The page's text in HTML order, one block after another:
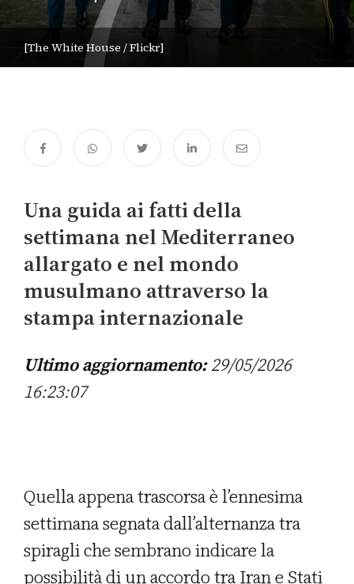
[The White House / Flickr]
Una guida ai fatti della
settimana nel Mediterraneo
allargato e nel mondo
musulmano attraverso la
stampa internazionale
Ultimo aggiornamento:29/05/2026
16:23:07
Quella appena trascorsa è l’ennesima
settimana segnata dall’alternanza tra
spiragli che sembrano indicare la
possibilità di un accordo tra Iran e Stati